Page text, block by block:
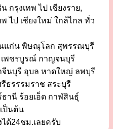
กรุงเทพ ไป เชียงราย,
พ ไป เชียงใหม่ ใกล้ไกล ทั่ว
แก่น พิษณุโลก สุพรรณบุรี
เพชรบูรณ์ กาญจนบุรี
จีนบุรี อุบล หาดใหญ่ ลพบุรี
ธรรรมราช สระบุรี
านี ร้อยเอ็ด กาฬสินธุ์
ป็นต้น
ด้24ชม.เลยครับ